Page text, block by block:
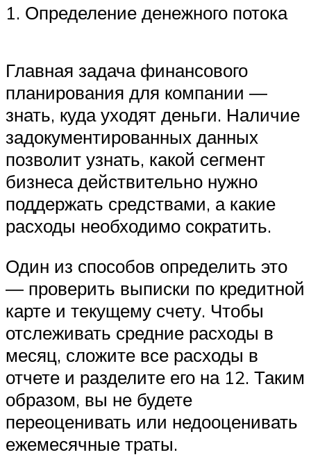
1. Определение денежного потока
Главная задача финансового
планирования для компании ―
знать, куда уходят деньги. Наличие
задокументированных данных
позволит узнать, какой сегмент
бизнеса действительно нужно
поддержать средствами, а какие
расходы необходимо сократить.
Один из способов определить это
― проверить выписки по кредитной
карте и текущему счету. Чтобы
отслеживать средние расходы в
месяц, сложите все расходы в
отчете и разделите его на 12. Таким
образом, вы не будете
переоценивать или недооценивать
ежемесячные траты.